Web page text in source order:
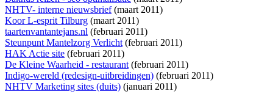
NHTV- interne nieuwsbrief(maart 2011)
Koor L-esprit Tilburg (maart 2011)
taartenvantantejans.nl (februari 2011)
Steunpunt Mantelzorg Verlicht(februari 2011)
HAK Actie site (februari 2011)
De Kleine Waarheid - restaurant(februari 2011)
Indigo-wereld (redesign-uitbreidingen) (februari 2011)
NHTV Marketing sites (duits) (januari 2011)